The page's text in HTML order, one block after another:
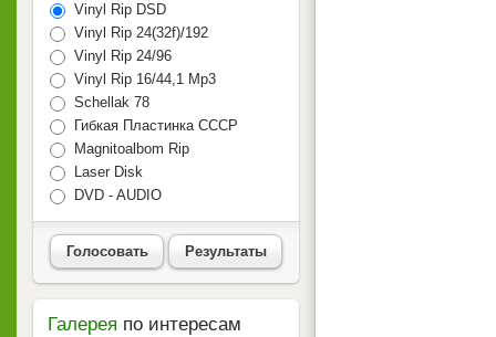
Vinyl Rip DSD
Vinyl Rip 24(32f)/192
Vinyl Rip 24/96
Vinyl Rip 16/44,1 Mp3
Schellak 78
Гибкая Пластинка СССР
Magnitoalbom Rip
Laser Disk
DVD - AUDIO
Голосовать Результаты
Галерея по интересам